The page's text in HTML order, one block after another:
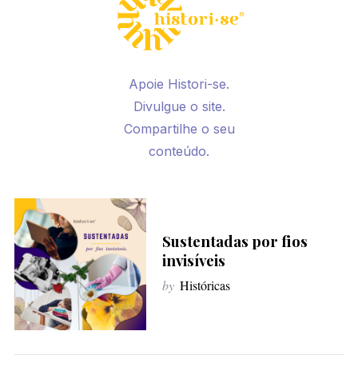
Apoie Histori-se.
Divulgue o site.
Compartilhe o seu
conteúdo.
Sustentadas por fios
invisíveis
by Históricas